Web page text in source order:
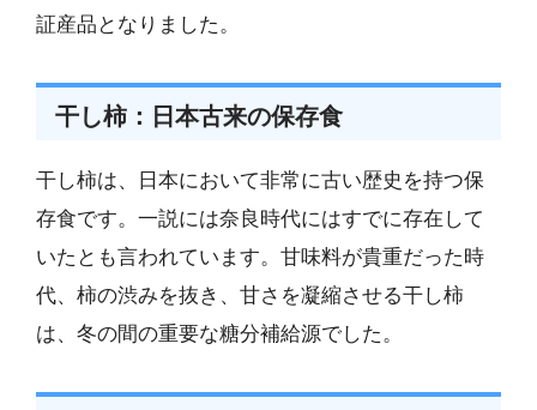
証産品となりました。
干し柿：日本古来の保存食
干し柿は、日本において非常に古い歴史を持つ保
存食です。一説には奈良時代にはすでに存在して
いたとも言われています。甘味料が貴重だった時
代、柿の渋みを抜き、甘さを凝縮させる干し柿
は、冬の間の重要な糖分補給源でした。